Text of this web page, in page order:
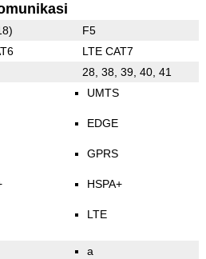
F5
LTE CAT7
28, 38, 39, 40, 41
UMTS
EDGE
GPRS
HSPA+
LTE
a